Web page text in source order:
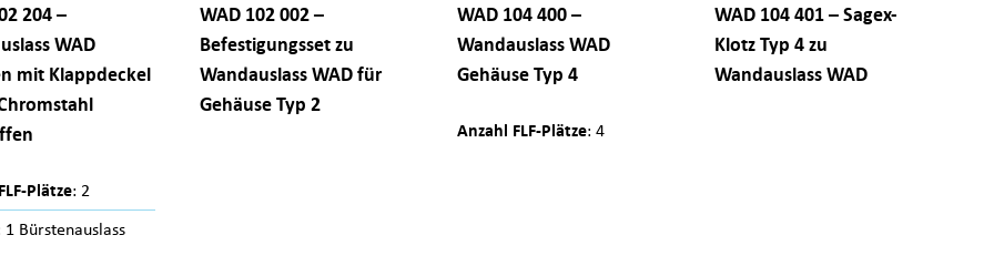
204 –
WAD
mit Klappdeckel
Plätze: 2
1 Bürstenauslass
WAD 102 002 –
Befestigungsset zu
Wandauslass WAD für
Gehäuse Typ 2
WAD 104 400 –
Wandauslass WAD
Gehäuse Typ 4
Anzahl FLF-Plätze: 4
WAD 104 401 – Sagex-
Klotz Typ 4 zu
Wandauslass WAD